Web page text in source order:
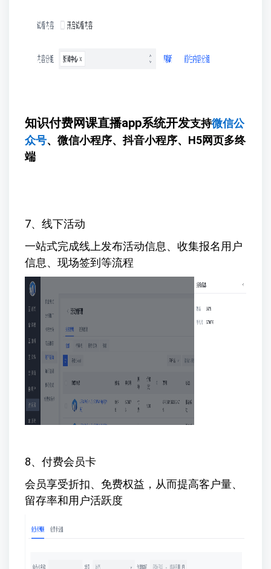
知识付费网课直播app系统开发支持微信公
众号、微信小程序、抖音小程序、H5网页多终
端
7、线下活动
一站式完成线上发布活动信息、收集报名用户
信息、现场签到等流程
8、付费会员卡
会员享受折扣、免费权益，从而提高客户量、
留存率和用户活跃度